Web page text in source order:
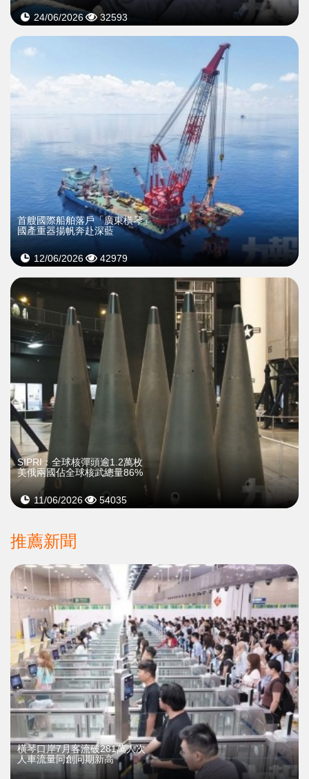
24/06/2026 32593
首艘國際船舶落戶「廣東橫琴」
國產重器揚帆奔赴深藍
12/06/2026 42979
SIPRI：全球核彈頭逾1.2萬枚
美俄兩國佔全球核武總量86%
11/06/2026 54035
推薦新聞
橫琴口岸7月客流破281萬人次
人車流量同創同期新高